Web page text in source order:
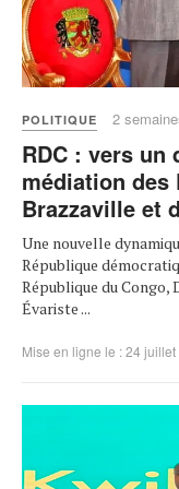
POLITIQUE 2
RDC : vers
médiation des
Brazzaville et
Une nouvelle
République
République du Congo,
Évariste ...
Mise en ligne le : 24 juillet